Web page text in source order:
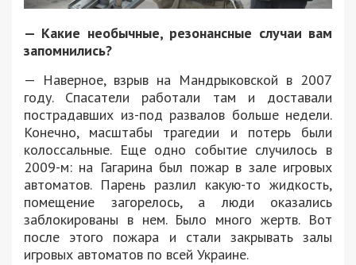
— Какие необычные, резонансные случаи вам
запомнились?
— Наверное, взрыв на Мандрыковской в 2007
году. Спасатели работали там и доставали
пострадавших из-под развалов больше недели.
Конечно, масштабы трагедии и потерь были
колоссальные. Еще одно событие случилось в
2009-м: на Гагарина был пожар в зале игровых
автоматов. Парень разлил какую-то жидкость,
помещение загорелось, а люди оказались
заблокированы в нем. Было много жертв. Вот
после этого пожара и стали закрывать залы
игровых автоматов по всей Украине.